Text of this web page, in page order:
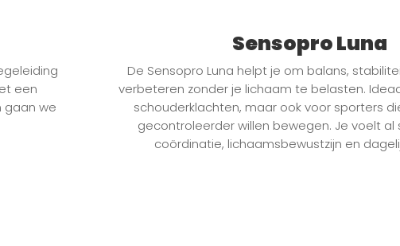
een
gaan we
Sensopro Luna
De Sensopro Luna helpt je om balans,
verbeteren zonder je lichaam te belasten.
schouderklachten, maar ook voor sporters
gecontroleerder willen bewegen. Je voelt al
coördinatie, lichaamsbewustzijn en